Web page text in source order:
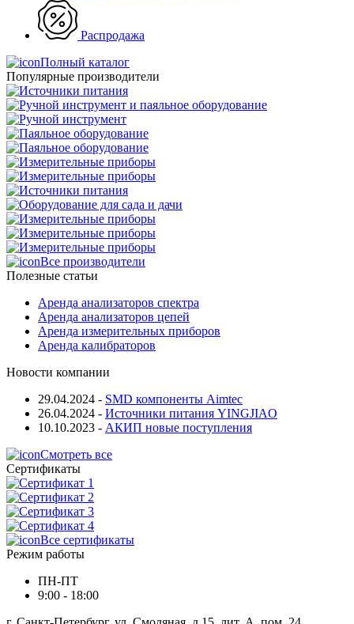
Распродажа
Полный каталог
Популярные производители
Все производители
Полезные статьи
Аренда анализаторов спектра
Аренда анализаторов цепей
Аренда измерительных приборов
Аренда калибраторов
Новости компании
29.04.2024 - SMD компоненты Aimtec
26.04.2024 - Источники питания YINGJIAO
10.10.2023 - АКИП новые поступления
Смотреть все
Сертификаты
Все сертификаты
Режим работы
ПН-ПТ
9:00 - 18:00